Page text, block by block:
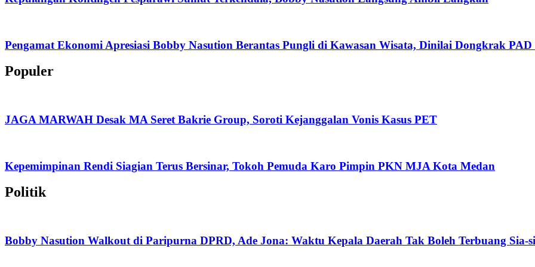
Pengamat Ekonomi Apresiasi Bobby Nasution Berantas Pungli di Kawasan Wisata, Dinilai Dongkrak
Populer
JAGA MARWAH Desak MA Seret Bakrie Group, Soroti Kejanggalan Vonis Kasus PET
Kepemimpinan Rendi Siagian Terus Bersinar, Tokoh Pemuda Karo Pimpin PKN MJA Kota Medan
Politik
Bobby Nasution Walkout di Paripurna DPRD, Ade Jona: Waktu Kepala Daerah Tak Boleh Terbuang Sia-